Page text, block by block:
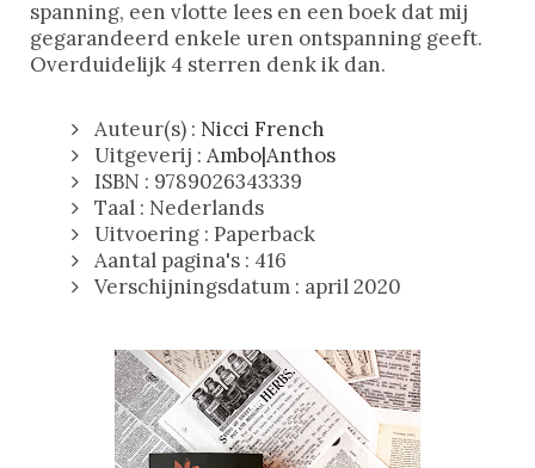
spanning, een vlotte lees en een boek dat mij
gegarandeerd enkele uren ontspanning geeft.
Overduidelijk 4 sterren denk ik dan.
Auteur(s) : Nicci French
Uitgeverij : Ambo|Anthos
ISBN : 9789026343339
Taal : Nederlands
Uitvoering : Paperback
Aantal pagina's : 416
Verschijningsdatum : april 2020